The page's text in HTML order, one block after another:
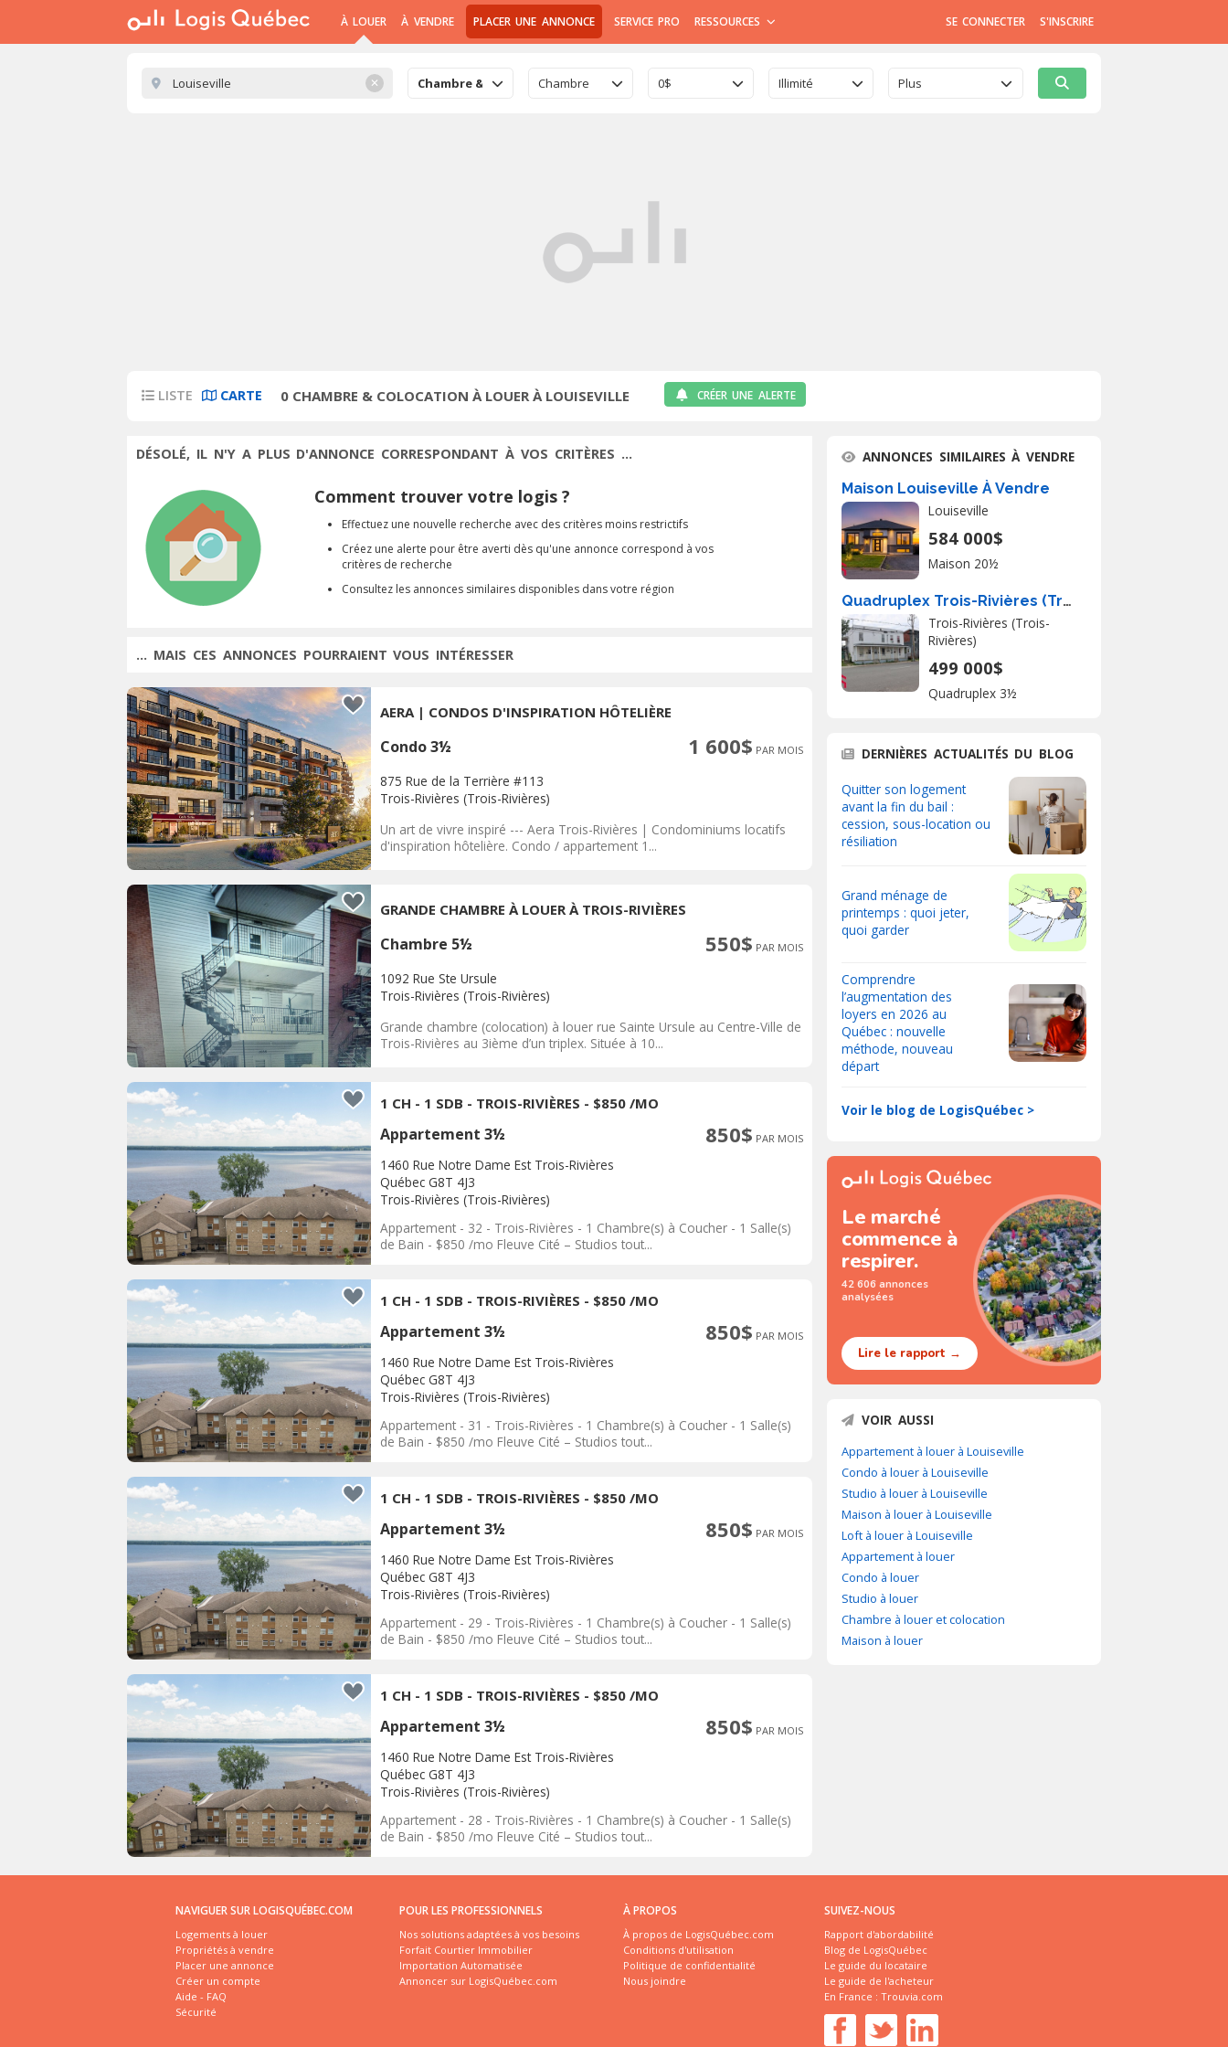
À LOUER À VENDRE PLACER UNE ANNONCE SERVICE PRO RESSOURCES SE CONNECTER S'INSCRIRE
✕ Chambre & ColocationChambre 0$ Illimité Plus
LISTE CARTE 0 CHAMBRE & COLOCATION À LOUER À LOUISEVILLE CRÉER UNE ALERTE
DÉSOLÉ, IL N'Y A PLUS D'ANNONCE CORRESPONDANT À VOS CRITÈRES ...
Comment trouver votre logis ?
Effectuez une nouvelle recherche avec des critères moins restrictifs
Créez une alerte pour être averti dès qu'une annonce correspond à vos
critères de recherche
Consultez les annonces similaires disponibles dans votre région
... MAIS CES ANNONCES POURRAIENT VOUS INTÉRESSER
AERA | CONDOS D'INSPIRATION HÔTELIÈRE
Condo 3½ 1 600$ PAR MOIS
875 Rue de la Terrière #113
Trois-Rivières (Trois-Rivières)
Un art de vivre inspiré --- Aera Trois-Rivières | Condominiums locatifs
d'inspiration hôtelière. Condo / appartement 1...
GRANDE CHAMBRE À LOUER À TROIS-RIVIÈRES
Chambre 5½ 550$ PAR MOIS
1092 Rue Ste Ursule
Trois-Rivières (Trois-Rivières)
Grande chambre (colocation) à louer rue Sainte Ursule au Centre-Ville de
Trois-Rivières au 3ième d’un triplex. Située à 10...
1 CH - 1 SDB - TROIS-RIVIÈRES - $850 /MO
Appartement 3½ 850$ PAR MOIS
1460 Rue Notre Dame Est Trois-Rivières
Québec G8T 4J3
Trois-Rivières (Trois-Rivières)
Appartement - 32 - Trois-Rivières - 1 Chambre(s) à Coucher - 1 Salle(s)
de Bain - $850 /mo Fleuve Cité – Studios tout...
1 CH - 1 SDB - TROIS-RIVIÈRES - $850 /MO
Appartement 3½ 850$ PAR MOIS
1460 Rue Notre Dame Est Trois-Rivières
Québec G8T 4J3
Trois-Rivières (Trois-Rivières)
Appartement - 31 - Trois-Rivières - 1 Chambre(s) à Coucher - 1 Salle(s)
de Bain - $850 /mo Fleuve Cité – Studios tout...
1 CH - 1 SDB - TROIS-RIVIÈRES - $850 /MO
Appartement 3½ 850$ PAR MOIS
1460 Rue Notre Dame Est Trois-Rivières
Québec G8T 4J3
Trois-Rivières (Trois-Rivières)
Appartement - 29 - Trois-Rivières - 1 Chambre(s) à Coucher - 1 Salle(s)
de Bain - $850 /mo Fleuve Cité – Studios tout...
1 CH - 1 SDB - TROIS-RIVIÈRES - $850 /MO
Appartement 3½ 850$ PAR MOIS
1460 Rue Notre Dame Est Trois-Rivières
Québec G8T 4J3
Trois-Rivières (Trois-Rivières)
Appartement - 28 - Trois-Rivières - 1 Chambre(s) à Coucher - 1 Salle(s)
de Bain - $850 /mo Fleuve Cité – Studios tout...
ANNONCES SIMILAIRES À VENDRE
Maison Louiseville À Vendre
Louiseville
584 000$
Maison 20½
Quadruplex Trois-Rivières (Trois-Rivières) À Vendre
Trois-Rivières (Trois-
Rivières)
499 000$
Quadruplex 3½
DERNIÈRES ACTUALITÉS DU BLOG
Quitter son logement
avant la fin du bail :
cession, sous-location ou
résiliation
Grand ménage de
printemps : quoi jeter,
quoi garder
Comprendre
l’augmentation des
loyers en 2026 au
Québec : nouvelle
méthode, nouveau
départ
Voir le blog de LogisQuébec >
Le marché
commence à
respirer.
42 606 annonces
analysées
Lire le rapport →
VOIR AUSSI
Appartement à louer à Louiseville
Condo à louer à Louiseville
Studio à louer à Louiseville
Maison à louer à Louiseville
Loft à louer à Louiseville
Appartement à louer
Condo à louer
Studio à louer
Chambre à louer et colocation
Maison à louer
NAVIGUER SUR LOGISQUÉBEC.COM
Logements à louer
Propriétés à vendre
Placer une annonce
Créer un compte
Aide - FAQ
Sécurité
POUR LES PROFESSIONNELS
Nos solutions adaptées à vos besoins
Forfait Courtier Immobilier
Importation Automatisée
Annoncer sur LogisQuébec.com
À PROPOS
À propos de LogisQuébec.com
Conditions d'utilisation
Politique de confidentialité
Nous joindre
SUIVEZ-NOUS
Rapport d'abordabilité
Blog de LogisQuébec
Le guide du locataire
Le guide de l'acheteur
En France : Trouvia.com